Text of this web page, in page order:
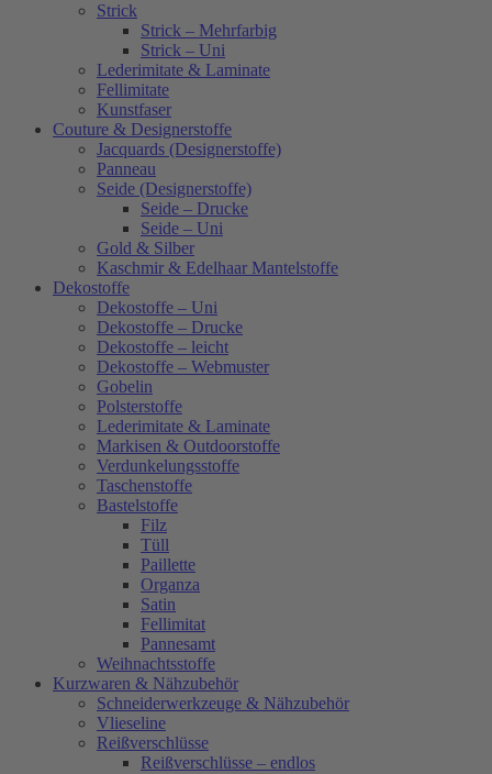
Strick
Strick – Mehrfarbig
Strick – Uni
Lederimitate & Laminate
Fellimitate
Kunstfaser
Couture & Designerstoffe
Jacquards (Designerstoffe)
Panneau
Seide (Designerstoffe)
Seide – Drucke
Seide – Uni
Gold & Silber
Kaschmir & Edelhaar Mantelstoffe
Dekostoffe
Dekostoffe – Uni
Dekostoffe – Drucke
Dekostoffe – leicht
Dekostoffe – Webmuster
Gobelin
Polsterstoffe
Lederimitate & Laminate
Markisen & Outdoorstoffe
Verdunkelungsstoffe
Taschenstoffe
Bastelstoffe
Filz
Tüll
Paillette
Organza
Satin
Fellimitat
Pannesamt
Weihnachtsstoffe
Kurzwaren & Nähzubehör
Schneiderwerkzeuge & Nähzubehör
Vlieseline
Reißverschlüsse
Reißverschlüsse – endlos